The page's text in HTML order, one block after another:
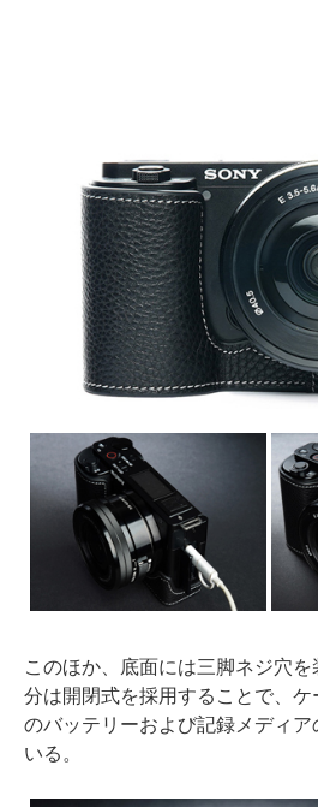
このほか、底面には三脚ネジ穴
分は開閉式を採用することで、
のバッテリーおよび記録メディ
いる。